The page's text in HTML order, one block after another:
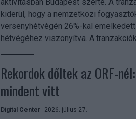
kiderül, hogy a nemzetközi
versenyhétvégén 26%-kal
hétvégéhez viszonyítva. A
Rekordok dőltek az ORF-
mindent vitt
Digital Center 2026. július 27.